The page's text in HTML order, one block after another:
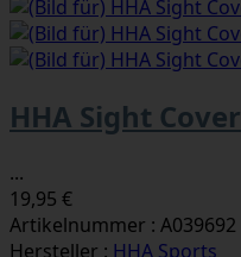
HHA Sight Cover
...
19,95 €
Artikelnummer : A039692
Hersteller : HHA Sports